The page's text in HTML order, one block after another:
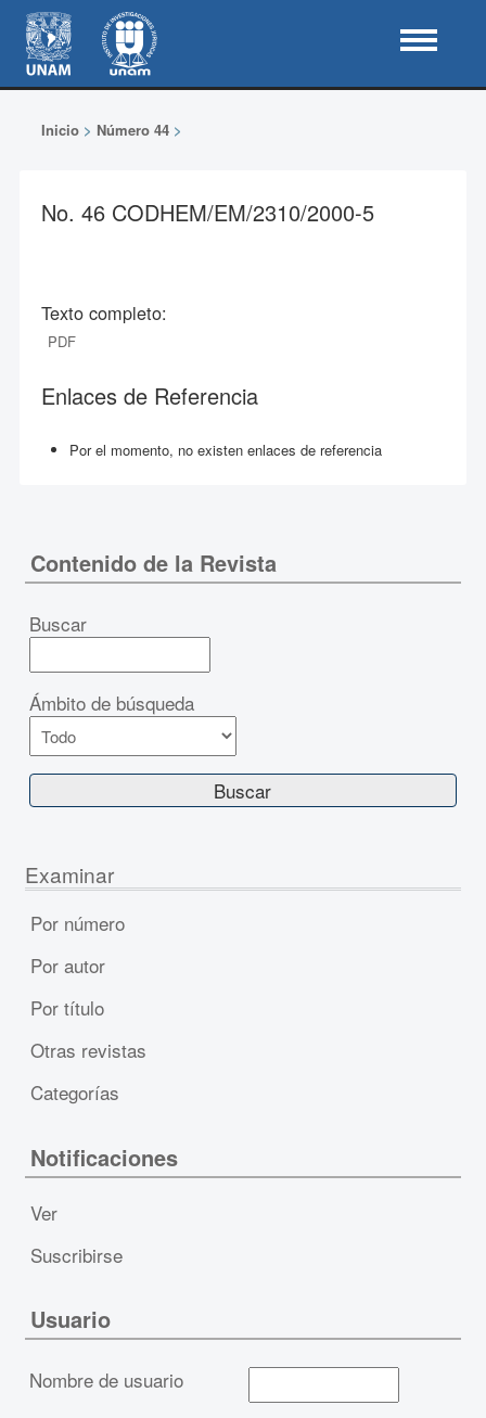
Inicio> Número 44>
No. 46 CODHEM/EM/2310/2000-5
Texto completo:
PDF
Enlaces de Referencia
Por el momento, no existen enlaces de referencia
Contenido de la Revista
Buscar
Ámbito de búsqueda
Examinar
Por número
Por autor
Por título
Otras revistas
Categorías
Notificaciones
Ver
Suscribirse
Usuario
Nombre de usuario